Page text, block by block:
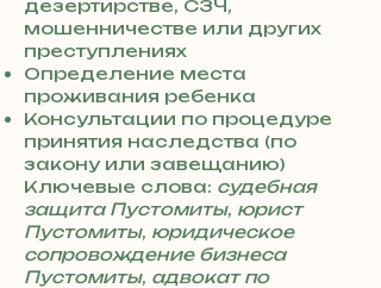
0
4
8
5
7
8
4
дезертирстве, СЗЧ,
мошенничестве или других
преступлениях
Определение места
проживания ребенка
Консультации по процедуре
принятия наследства (по
закону или завещанию)
Ключевые слова: судебная
защита Пустомиты, юрист
Пустомиты, юридическое
сопровождение бизнеса
Пустомиты, адвокат по